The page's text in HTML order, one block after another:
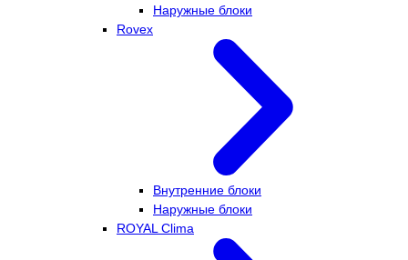
Наружные блоки
Rovex
Внутренние блоки
Наружные блоки
ROYAL Clima